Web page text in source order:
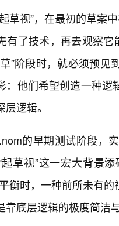
草视”，在最初的草案
有了技术，再去观察
”阶段时，就必须预
：他们希望创造一种
逻辑。
的早期测试阶段，
草视”这一宏大背景
平衡时，一种前所未有
靠底层逻辑的极度简洁